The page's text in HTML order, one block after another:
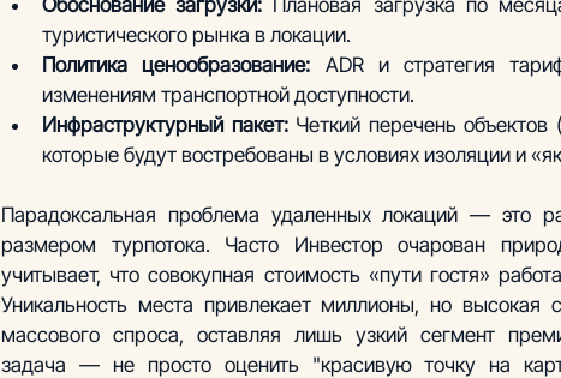
туристического рынка в локации.
Политика ценообразование: ADR и стратегия
изменениям транспортной доступности.
Инфраструктурный пакет: Четкий перечень объектов
которые будут востребованы в условиях изоляции и
Парадоксальная проблема удаленных локаций — это
размером турпотока. Часто Инвестор очарован
учитывает, что совокупная стоимость «пути гостя»
Уникальность места привлекает миллионы, но высокая
массового спроса, оставляя лишь узкий сегмент
задача — не просто оценить "красивую точку на